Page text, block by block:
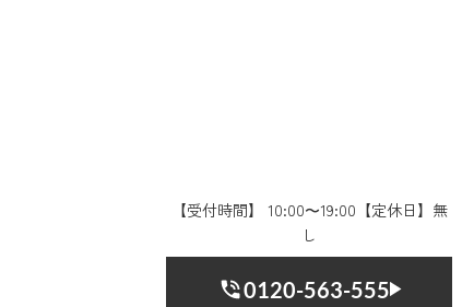
【受付時間】 10:00〜19:00【定休日】無
し
0120-563-555